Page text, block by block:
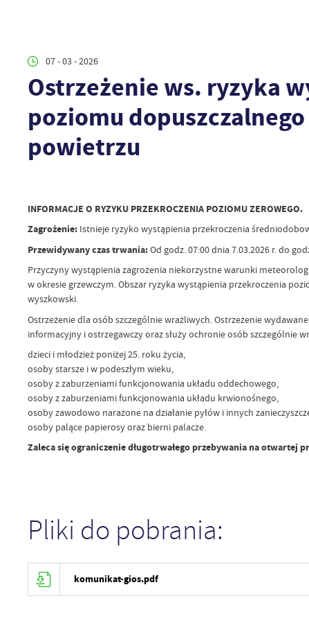
07 - 03 - 2026
Ostrzeżenie ws. ryzyka
poziomu
powietrzu
INFORMACJE O RYZYKU PRZEKROCZENIA POZIOMU ZEROWEGO.
Zagrożenie:Istnieje ryzyko wystąpienia przekroczenia
Przewidywany czas trwania:Od godz. 07:00 dnia 7.03.2026 r. do
Przyczyny wystąpienia zagrożenia niekorzystne warunki
w okresie grzewczym. Obszar ryzyka wystąpienia przekroczenia
wyszkowski.
Ostrzeżenie dla osób szczególnie wrażliwych. Ostrzeżenie
informacyjny i ostrzegawczy oraz służy ochronie osób szczególnie
dzieci i młodzież poniżej 25. roku życia,
osoby starsze i w podeszłym wieku,
osoby z zaburzeniami funkcjonowania układu oddechowego,
osoby z zaburzeniami funkcjonowania układu krwionośnego,
osoby zawodowo narażone na działanie pyłów i innych
osoby palące papierosy oraz bierni palacze.
Zaleca się ograniczenie długotrwałego przebywania na otwartej
Pliki do pobrania:
komunikat-gios.pdf